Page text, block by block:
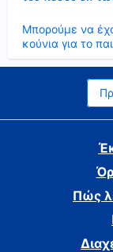
Μπορούμε να
κούνια για το
Πώς